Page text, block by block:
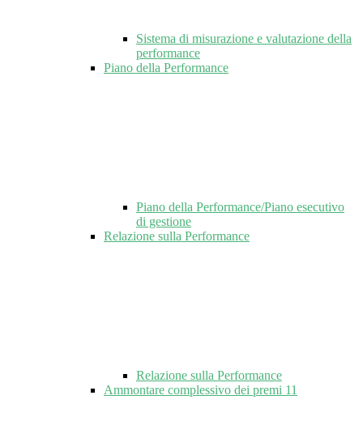
Sistema di misurazione e valutazione della
performance
Piano della Performance
Piano della Performance/Piano esecutivo
di gestione
Relazione sulla Performance
Relazione sulla Performance
Ammontare complessivo dei premi 11